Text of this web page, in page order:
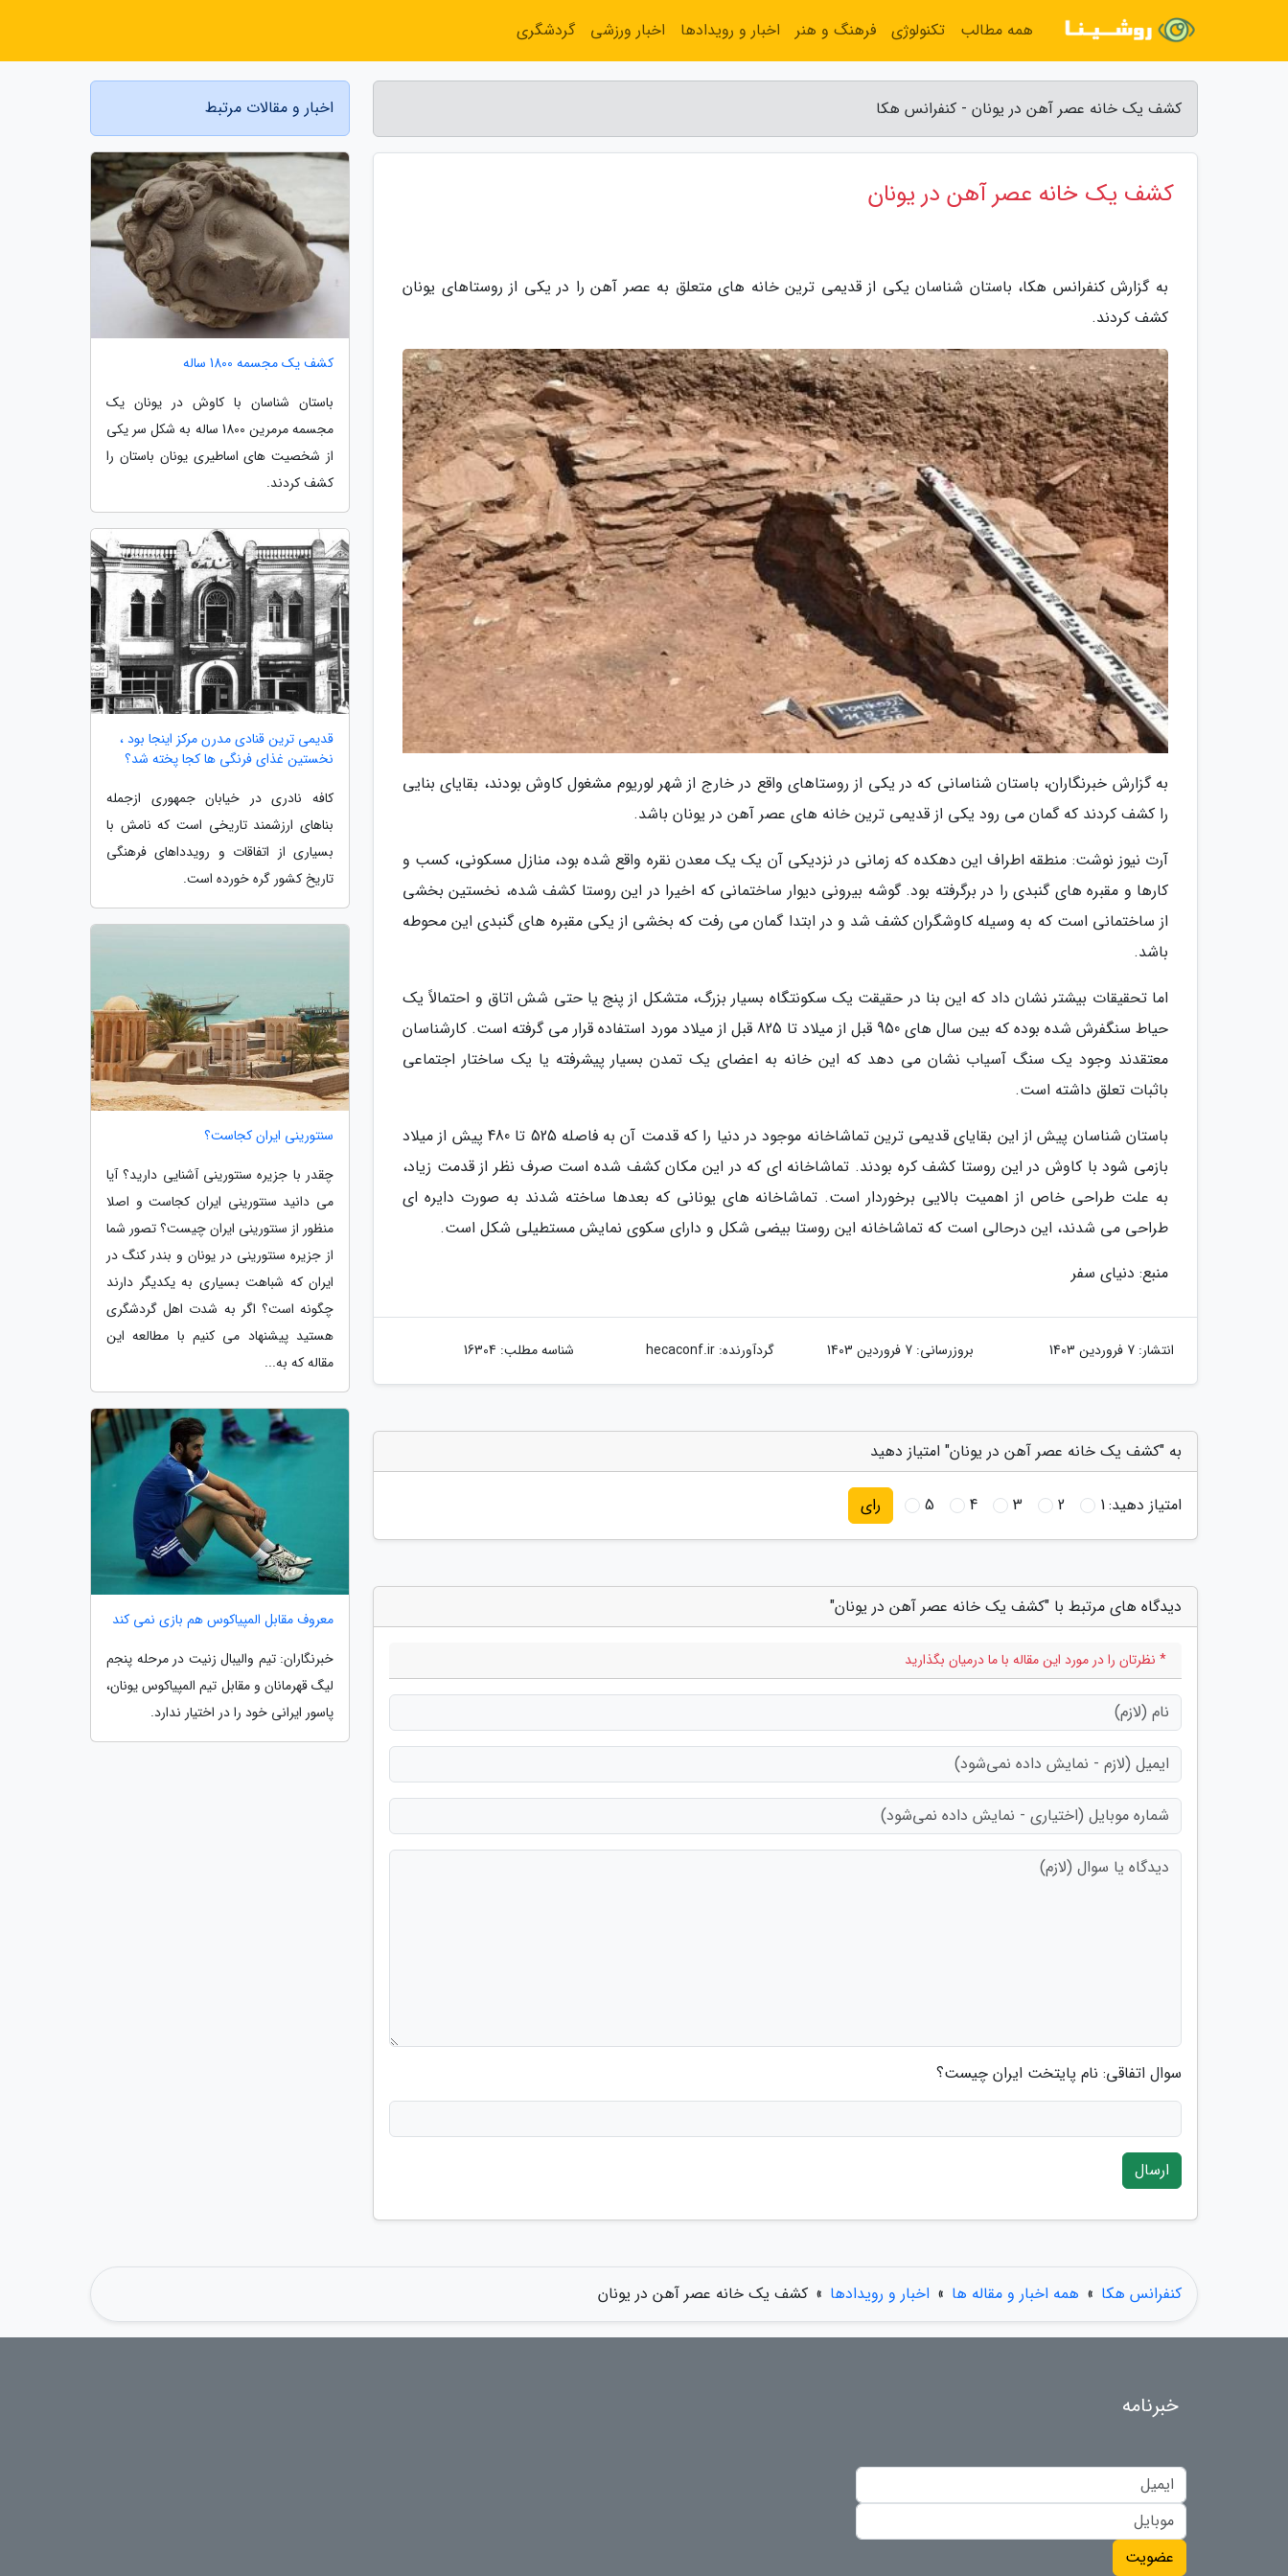
کشف یک خانه عصر آهن در یونان - کنفرانس هکا
کشف یک خانه عصر آهن در یونان
به گزارش کنفرانس هکا، باستان شناسان یکی از قدیمی ترین خانه های متعلق به عصر آهن را در یکی از روستاهای یونان
کشف کردند.
به گزارش خبرنگاران، باستان شناسانی که در یکی از روستاهای واقع در خارج از شهر لوریوم مشغول کاوش بودند، بقایای بنایی
را کشف کردند که گمان می رود یکی از قدیمی ترین خانه های عصر آهن در یونان باشد.
آرت نیوز نوشت: منطقه اطراف این دهکده که زمانی در نزدیکی آن یک یک معدن نقره واقع شده بود، منازل مسکونی، کسب و
کارها و مقبره های گنبدی را در برگرفته بود. گوشه بیرونی دیوار ساختمانی که اخیرا در این روستا کشف شده، نخستین بخشی
از ساختمانی است که به وسیله کاوشگران کشف شد و در ابتدا گمان می رفت که بخشی از یکی مقبره های گنبدی این محوطه
باشد.
اما تحقیقات بیشتر نشان داد که این بنا در حقیقت یک سکونتگاه بسیار بزرگ، متشکل از پنج یا حتی شش اتاق و احتمالاً یک
حیاط سنگفرش شده بوده که بین سال های 950 قبل از میلاد تا 825 قبل از میلاد مورد استفاده قرار می گرفته است. کارشناسان
معتقدند وجود یک سنگ آسیاب نشان می دهد که این خانه به اعضای یک تمدن بسیار پیشرفته یا یک ساختار اجتماعی
باثبات تعلق داشته است.
باستان شناسان پیش از این بقایای قدیمی ترین تماشاخانه موجود در دنیا را که قدمت آن به فاصله 525 تا 480 پیش از میلاد
بازمی شود با کاوش در این روستا کشف کره بودند. تماشاخانه ای که در این مکان کشف شده است صرف نظر از قدمت زیاد،
به علت طراحی خاص از اهمیت بالایی برخوردار است. تماشاخانه های یونانی که بعدها ساخته شدند به صورت دایره ای
طراحی می شدند، این درحالی است که تماشاخانه این روستا بیضی شکل و دارای سکوی نمایش مستطیلی شکل است.
منبع: دنیای سفر
انتشار: 7 فروردین 1403 بروزرسانی: 7 فروردین 1403 گردآورنده:hecaconf.ir شناسه مطلب: 16304
به "کشف یک خانه عصر آهن در یونان" امتیاز دهید
امتیاز دهید:1
2
3
4
5 رای
دیدگاه های مرتبط با "کشف یک خانه عصر آهن در یونان"
* نظرتان را در مورد این مقاله با ما درمیان بگذارید
سوال اتفاقی: نام پایتخت ایران چیست؟
ارسال
اخبار و مقالات مرتبط
کشف یک مجسمه 1800 ساله
باستان شناسان با کاوش در یونان یک
مجسمه مرمرین 1800 ساله به شکل سر یکی
از شخصیت های اساطیری یونان باستان را
کشف کردند.
قدیمی ترین قنادی مدرن مرکز اینجا بود ،
نخستین غذای فرنگی ها کجا پخته شد؟
کافه نادری در خیابان جمهوری ازجمله
بناهای ارزشمند تاریخی است که نامش با
بسیاری از اتفاقات و رویدداهای فرهنگی
تاریخ کشور گره خورده است.
سنتورینی ایران کجاست؟
چقدر با جزیره سنتورینی آشنایی دارید؟ آیا
می دانید سنتورینی ایران کجاست و اصلا
منظور از سنتورینی ایران چیست؟ تصور شما
از جزیره سنتورینی در یونان و بندر کنگ در
ایران که شباهت بسیاری به یکدیگر دارند
چگونه است؟ اگر به شدت اهل گردشگری
هستید پیشنهاد می کنیم با مطالعه این
مقاله که به...
معروف مقابل المپیاکوس هم بازی نمی کند
خبرنگاران: تیم والیبال زنیت در مرحله پنجم
لیگ قهرمانان و مقابل تیم المپیاکوس یونان،
پاسور ایرانی خود را در اختیار ندارد.
کنفرانس هکا » همه اخبار و مقاله ها » اخبار و رویدادها » کشف یک خانه عصر آهن در یونان
همه مطالب تکنولوژی فرهنگ و هنر اخبار و رویدادها اخبار ورزشی گردشگری
خبرنامه
عضویت